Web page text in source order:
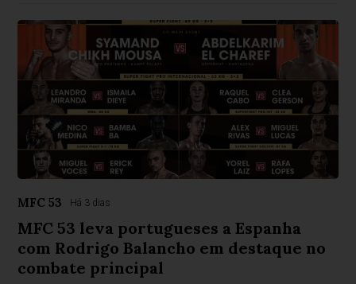
MFC 53 Há 3 dias
MFC 53 leva portugueses a Espanha
com Rodrigo Balancho em destaque no
combate principal